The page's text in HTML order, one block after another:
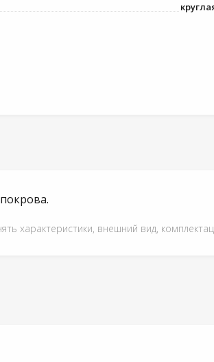
характеристики, внешний вид,